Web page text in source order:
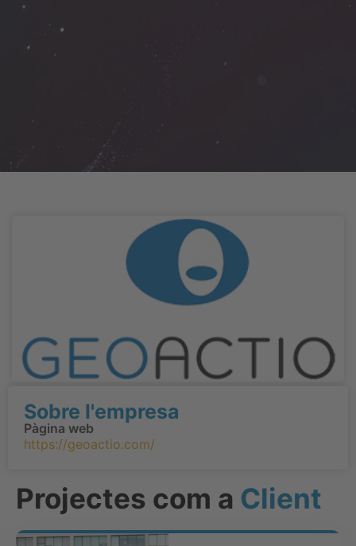
Projectes com a Client
Sobre l'empresa
Pàgina web
https://geoactio.com/